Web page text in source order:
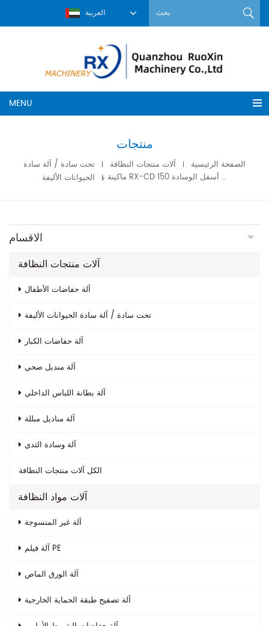
العربية
MENU
منتجات
الصفحة الرئيسية آلات منتجات النظافة
تحت سادة / آلة سادة
الحيوانات الأليفة
ماكينة RX-CD 150 من النوع الاقتصادي أسفل الوسادة
الاقسام
آلات منتجات النظافة
آلة حفاضات الأطفال
تحت سادة / آلة سادة الحيوانات الأليفة
آلة حفاضات الكبار
آلة منديل صحي
آلة بطانة اللباس الداخلي
آلة مناديل مبللة
آلة وسادة الثدي
الكل آلات منتجات النظافة
آلات مواد النظافة
آلة غير المنسوجة
آلة فيلم PE
آلة الورق الماص
آلة تصفيح طبقة الحماية الخارجية